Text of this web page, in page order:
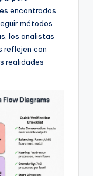
encontrados
métodos
los analistas
reflejen con
realidades